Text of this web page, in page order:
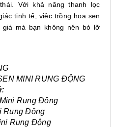
Với khả năng thanh lọc
tinh tế, việc trồng hoa sen
mà bạn không nên bỏ lỡ
MINI RUNG ĐỘNG
Rung Động
Rung Động
Rung Động